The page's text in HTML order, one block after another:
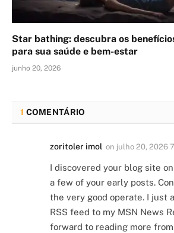
Star bathing: descubra os
para sua saúde e bem-estar
junho 20, 2026
1 COMENTÁRIO
zoritoler imol on julho 20, 2026
I discovered your blog site
a few of your early posts.
the very good operate. I just
RSS feed to my MSN News
forward to reading more